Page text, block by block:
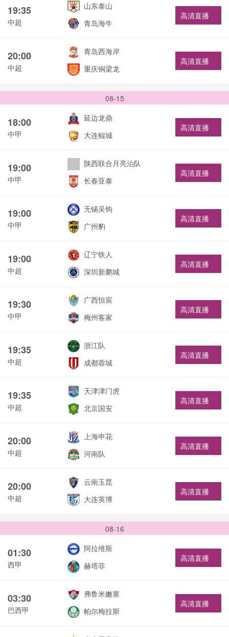
19:35
中超
山东泰山
青岛海牛
高清直播
20:00
中超
青岛西海岸
重庆铜梁龙
高清直播
08-15
18:00
中甲
延边龙鼎
大连鲲城
高清直播
19:00
中甲
陕西联合月亮泊队
长春亚泰
高清直播
19:00
中甲
无锡吴钩
广州豹
高清直播
19:00
中超
辽宁铁人
深圳新鹏城
高清直播
19:30
中甲
广西恒宸
梅州客家
高清直播
19:35
中超
浙江队
成都蓉城
高清直播
19:35
中超
天津津门虎
北京国安
高清直播
20:00
中超
上海申花
河南队
高清直播
20:00
中超
云南玉昆
大连英博
高清直播
08-16
01:30
西甲
阿拉维斯
赫塔菲
高清直播
03:30
巴西甲
弗鲁米嫩塞
帕尔梅拉斯
高清直播